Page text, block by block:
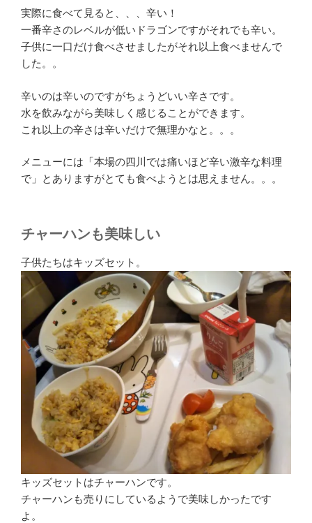
実際に食べて見ると、、、辛い！
一番辛さのレベルが低いドラゴンですがそれでも辛い。
子供に一口だけ食べさせましたがそれ以上食べませんで
した。。
辛いのは辛いのですがちょうどいい辛さです。
水を飲みながら美味しく感じることができます。
これ以上の辛さは辛いだけで無理かなと。。。
メニューには「本場の四川では痛いほど辛い激辛な料理
で」とありますがとても食べようとは思えません。。。
チャーハンも美味しい
子供たちはキッズセット。
キッズセットはチャーハンです。
チャーハンも売りにしているようで美味しかったです
よ。